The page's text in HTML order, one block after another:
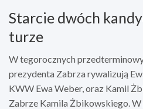
Starcie dwóch
turze
W tegorocznych
prezydenta Zabrza rywalizują
KWW Ewa Weber, oraz Kamil
Zabrze Kamila Żbikowskiego.